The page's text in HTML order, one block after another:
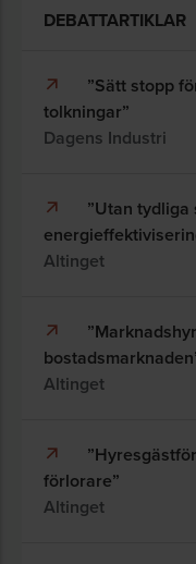
DEBATTARTIKLAR
”Sätt stopp
tolkningar”
Dagens Industri
”Utan
Altinget
Altinget
förlorare”
Altinget